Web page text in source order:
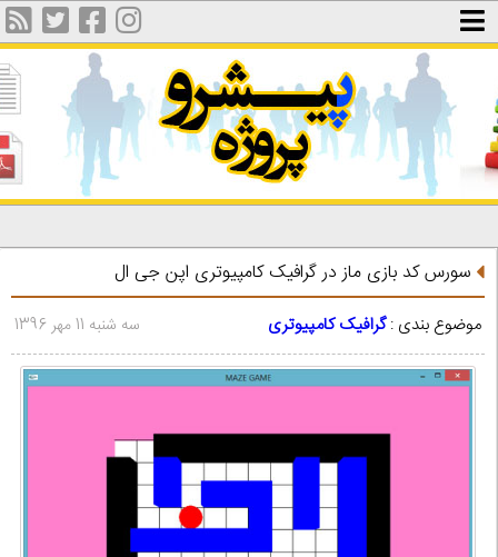
سورس کد بازی ماز در گرافیک کامپیوتری اپن جی ال
موضوع بندی :گرافیک کامپیوتری سه شنبه 11 مهر 1396